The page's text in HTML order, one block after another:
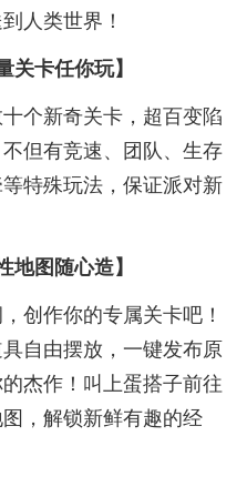
人类世界！
关卡任你玩】
个新奇关卡，超百变陷
但有竞速、团队、生存
特殊玩法，保证派对新
地图随心造】
创作你的专属关卡吧！
自由摆放，一键发布原
杰作！叫上蛋搭子前往
，解锁新鲜有趣的经